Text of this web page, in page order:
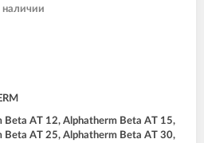
наличии
Beta AT 12, Alphatherm Beta AT 15,
Beta AT 25, Alphatherm Beta AT 30,